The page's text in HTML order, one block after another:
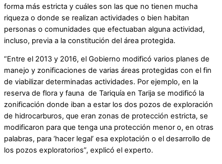
forma más estricta y cuáles son las que no tienen mucha
riqueza o donde se realizan actividades o bien habitan
personas o comunidades que efectuaban alguna actividad,
incluso, previa a la constitución del área protegida.
“Entre el 2013 y 2016, el Gobierno modificó varios planes de
manejo y zonificaciones de varias áreas protegidas con el fin
de viabilizar determinadas actividades. Por ejemplo, en la
reserva de flora y fauna de Tariquía en Tarija se modificó la
zonificación donde iban a estar los dos pozos de exploración
de hidrocarburos, que eran zonas de protección estricta, se
modificaron para que tenga una protección menor o, en otras
palabras, para ‘hacer legal’ esa explotación o el desarrollo de
los pozos exploratorios”, explicó el experto.